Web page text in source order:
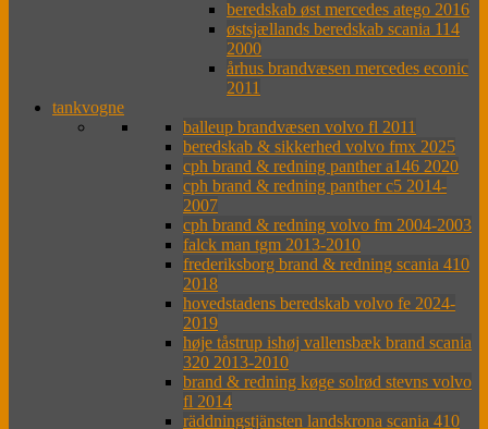
beredskab øst mercedes atego 2016
østsjællands beredskab scania 114
2000
århus brandvæsen mercedes econic
2011
tankvogne
balleup brandvæsen volvo fl 2011
beredskab & sikkerhed volvo fmx 2025
cph brand & redning panther a146 2020
cph brand & redning panther c5 2014-
2007
cph brand & redning volvo fm 2004-2003
falck man tgm 2013-2010
frederiksborg brand & redning scania 410
2018
hovedstadens beredskab volvo fe 2024-
2019
høje tåstrup ishøj vallensbæk brand scania
320 2013-2010
brand & redning køge solrød stevns volvo
fl 2014
räddningstjänsten landskrona scania 410